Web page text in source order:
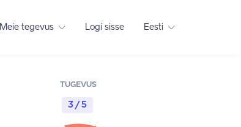
Meie tegevus Logi sisse Eesti
TUGEVUS
3 / 5